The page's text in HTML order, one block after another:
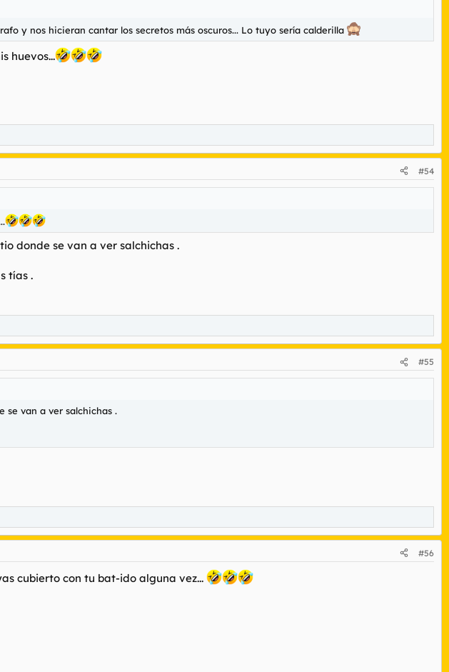
y nos hicieran cantar los secretos más oscuros... Lo tuyo sería calderilla
huevos...
#54
donde se van a ver salchichas .
tías .
#55
se van a ver salchichas .
#56
cubierto con tu bat-ido alguna vez...